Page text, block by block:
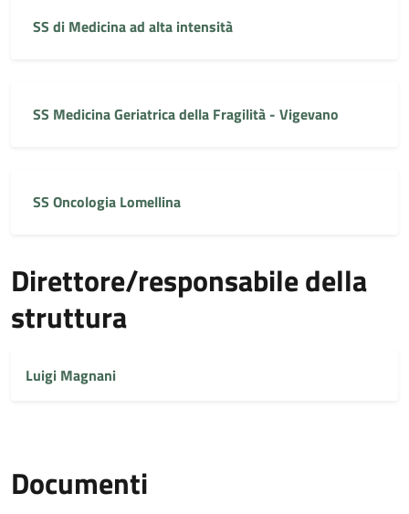
SS di Medicina ad alta intensità
SS Medicina Geriatrica della Fragilità - Vigevano
SS Oncologia Lomellina
Direttore/responsabile della
struttura
Luigi Magnani
Documenti